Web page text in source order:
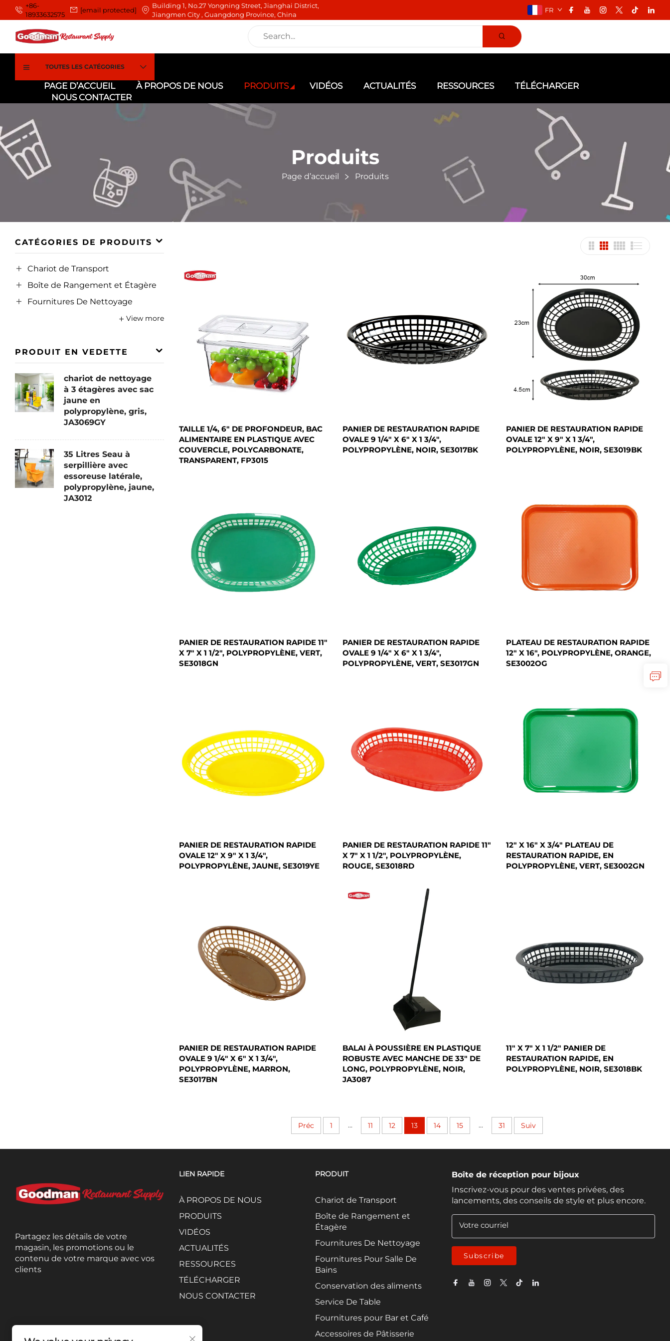
+86-
18933632575
[email protected]
Building 1, No.27 Yongning Street, Jianghai District,
Jiangmen City , Guangdong Province, China
FR
TOUTES LES CATÉGORIES
PAGE D’ACCUEIL À PROPOS DE NOUS PRODUITS VIDÉOS ACTUALITÉS RESSOURCES
TÉLÉCHARGER
NOUS CONTACTER
Produits
Page d’accueil Produits
CATÉGORIES DE PRODUITS
Chariot de Transport
Boîte de Rangement et Étagère
Fournitures De Nettoyage
View more
PRODUIT EN VEDETTE
chariot de nettoyage
à 3 étagères avec sac
jaune en
polypropylène, gris,
JA3069GY
35 Litres Seau à
serpillière avec
essoreuse latérale,
polypropylène, jaune,
JA3012
TAILLE 1/4, 6" DE PROFONDEUR, BAC
ALIMENTAIRE EN PLASTIQUE AVEC
COUVERCLE, POLYCARBONATE,
TRANSPARENT, FP3015
PANIER DE RESTAURATION RAPIDE
OVALE 9 1/4" X 6" X 1 3/4",
POLYPROPYLÈNE, NOIR, SE3017BK
PANIER DE RESTAURATION RAPIDE
OVALE 12" X 9" X 1 3/4",
POLYPROPYLÈNE, NOIR, SE3019BK
PANIER DE RESTAURATION RAPIDE 11"
X 7" X 1 1/2", POLYPROPYLÈNE, VERT,
SE3018GN
PANIER DE RESTAURATION RAPIDE
OVALE 9 1/4" X 6" X 1 3/4",
POLYPROPYLÈNE, VERT, SE3017GN
PLATEAU DE RESTAURATION RAPIDE
12" X 16", POLYPROPYLÈNE, ORANGE,
SE3002OG
PANIER DE RESTAURATION RAPIDE
OVALE 12" X 9" X 1 3/4",
POLYPROPYLÈNE, JAUNE, SE3019YE
PANIER DE RESTAURATION RAPIDE 11"
X 7" X 1 1/2", POLYPROPYLÈNE,
ROUGE, SE3018RD
12" X 16" X 3/4" PLATEAU DE
RESTAURATION RAPIDE, EN
POLYPROPYLÈNE, VERT, SE3002GN
PANIER DE RESTAURATION RAPIDE
OVALE 9 1/4" X 6" X 1 3/4",
POLYPROPYLÈNE, MARRON,
SE3017BN
BALAI À POUSSIÈRE EN PLASTIQUE
ROBUSTE AVEC MANCHE DE 33" DE
LONG, POLYPROPYLÈNE, NOIR,
JA3087
11" X 7" X 1 1/2" PANIER DE
RESTAURATION RAPIDE, EN
POLYPROPYLÈNE, NOIR, SE3018BK
Préc 1 ... 11 12 13 14 15 ... 31 Suiv
Partagez les détails de votre
magasin, les promotions ou le
contenu de votre marque avec vos
clients
LIEN RAPIDE
À PROPOS DE NOUS
PRODUITS
VIDÉOS
ACTUALITÉS
RESSOURCES
TÉLÉCHARGER
NOUS CONTACTER
PRODUIT
Chariot de Transport
Boîte de Rangement et
Étagère
Fournitures De Nettoyage
Fournitures Pour Salle De
Bains
Conservation des aliments
Service De Table
Fournitures pour Bar et Café
Accessoires de Pâtisserie
Boîte de réception pour bijoux
Inscrivez-vous pour des ventes privées, des
lancements, des conseils de style et plus encore.
Votre courriel
Subscribe